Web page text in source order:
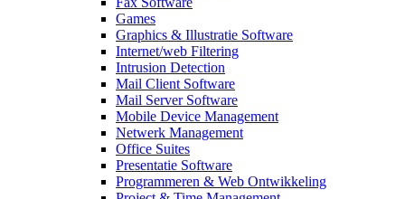
Games
Graphics & Illustratie Software
Internet/web Filtering
Intrusion Detection
Mail Client Software
Mail Server Software
Mobile Device Management
Netwerk Management
Office Suites
Presentatie Software
Programmeren & Web Ontwikkeling